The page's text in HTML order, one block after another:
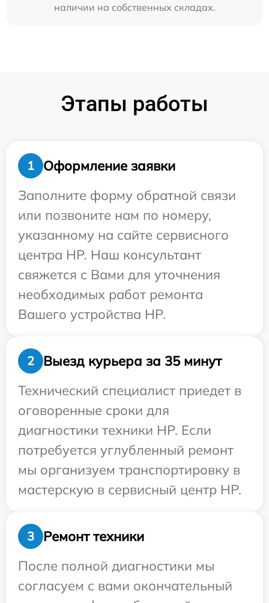
наличии на собственных складах.
Этапы работы
1
Оформление заявки
Заполните форму обратной связи
или позвоните нам по номеру,
указанному на сайте сервисного
центра HP. Наш консультант
свяжется с Вами для уточнения
необходимых работ ремонта
Вашего устройства HP.
2
Выезд курьера за 35 минут
Технический специалист приедет в
оговоренные сроки для
диагностики техники HP. Если
потребуется углубленный ремонт
мы организуем транспортировку в
мастерскую в сервисный центр HP.
3
Ремонт техники
После полной диагностики мы
согласуем с вами окончательный